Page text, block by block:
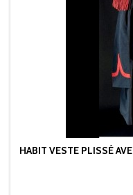
HABIT VESTE PLISSÉ